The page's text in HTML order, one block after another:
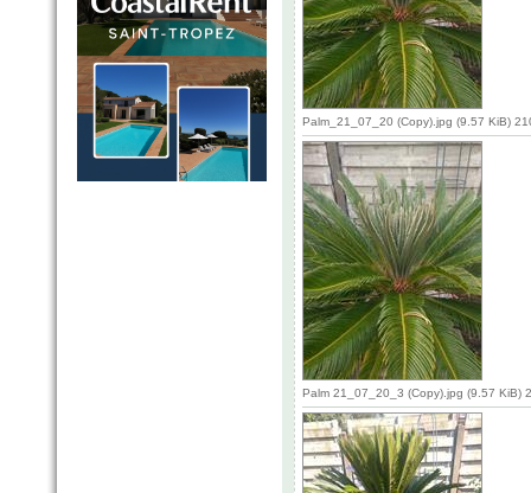
Palm_21_07_20 (Copy).jpg (9.57 KiB)
Palm 21_07_20_3 (Copy).jpg (9.57 KiB)